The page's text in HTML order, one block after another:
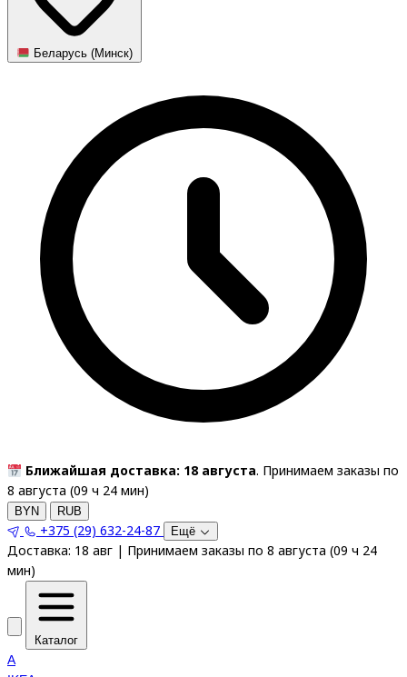
Беларусь (Минск)
Ближайшая доставка: 18 августа. Принимаем заказы по
8 августа (09 ч 24 мин)
BYN RUB
+375 (29) 632-24-87 Ещё
Доставка: 18 авг | Принимаем заказы по 8 августа (09 ч 24
мин)
Каталог
A